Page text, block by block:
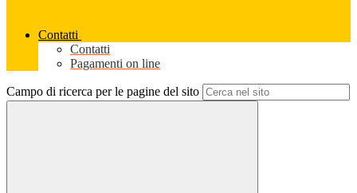
Contatti
Contatti
Pagamenti on line
Campo di ricerca per le pagine del sito